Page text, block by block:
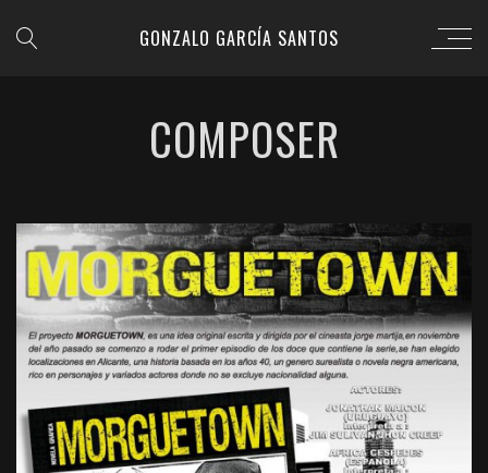
GONZALO GARCÍA SANTOS
COMPOSER